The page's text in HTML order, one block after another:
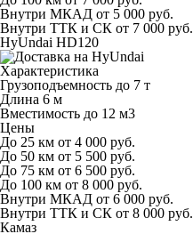
Внутри МКАД от 5 000 руб.
Внутри ТТК и СК от 7 000 руб.
HyUndai HD120
Характеристика
Грузоподъемность до 7 т
Длина 6 м
Вместимость до 12 м3
Цены
До 25 км от 4 000 руб.
До 50 км от 5 500 руб.
До 75 км от 6 500 руб.
До 100 км от 8 000 руб.
Внутри МКАД от 6 000 руб.
Внутри ТТК и СК от 8 000 руб.
Камаз